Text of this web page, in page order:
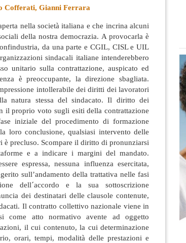
Cofferati, Gianni Ferrara
nella società italiana e che incrina alcuni
della nostra democrazia. A provocarla è
da una parte e CGIL, CISL e UIL
sindacali italiane intenderebbero
unitario sulla contrattazione, auspicato ed
è preoccupante, la direzione sbagliata.
intollerabile dei diritti dei lavoratori
natura stessa del sindacato. Il diritto dei
il proprio voto sugli esiti della contrattazione
iniziale del procedimento di formazione
loro conclusione, qualsiasi intervento delle
è precluso. Scompare il diritto di pronunziarsi
e a indicare i margini del mandato.
espressa, nessuna influenza esercitata,
sull’andamento della trattativa nelle fasi
dell´accordo e la sua sottoscrizione
dei destinatari delle clausole contenute,
Il contratto collettivo nazionale viene in
come atto normativo avente ad oggetto
il cui contenuto, la cui determinazione
orari, tempi, modalità delle prestazioni e